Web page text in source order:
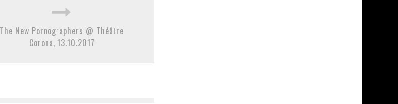
The New Pornographers @ Théâtre
Corona, 13.10.2017